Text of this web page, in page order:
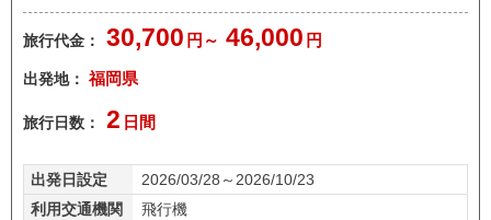
旅行代金： 30,700 円～ 46,000 円
出発地： 福岡県
旅行日数： 2 日間
出発日設定
2026/03/28～2026/10/23
利用交通機関
飛行機